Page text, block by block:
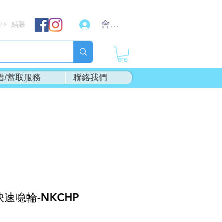
結賬 會員登入
/蓄取服務 聯絡我們
喼輪-NKCHP